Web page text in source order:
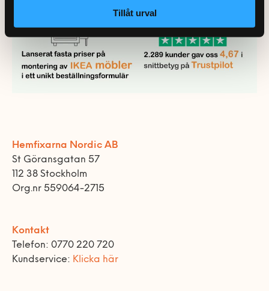
Tillåt urval
Hemfixarna Nordic AB
St Göransgatan 57
112 38 Stockholm
Org.nr 559064-2715
Kontakt
Telefon: 0770 220 720
Kundservice: Klicka här